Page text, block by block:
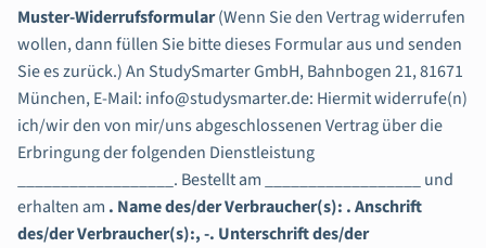
Muster-Widerrufsformular(Wenn Sie den Vertrag widerrufen
wollen, dann füllen Sie bitte dieses Formular aus und senden
Sie es zurück.) An StudySmarter GmbH, Bahnbogen 21, 81671
München, E-Mail: info@studysmarter.de: Hiermit widerrufe(n)
ich/wir den von mir/uns abgeschlossenen Vertrag über die
Erbringung der folgenden Dienstleistung
__________________. Bestellt am __________________ und
erhalten am . Name des/der Verbraucher(s): . Anschrift
des/der Verbraucher(s):, -. Unterschrift des/der